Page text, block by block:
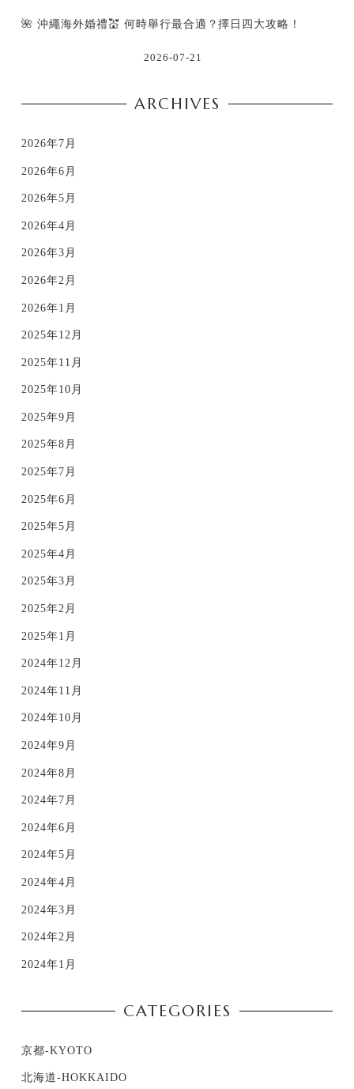
🌺 沖繩海外婚禮💒 何時舉行最合適？擇日四大攻略！
2026-07-21
ARCHIVES
2026年7月
2026年6月
2026年5月
2026年4月
2026年3月
2026年2月
2026年1月
2025年12月
2025年11月
2025年10月
2025年9月
2025年8月
2025年7月
2025年6月
2025年5月
2025年4月
2025年3月
2025年2月
2025年1月
2024年12月
2024年11月
2024年10月
2024年9月
2024年8月
2024年7月
2024年6月
2024年5月
2024年4月
2024年3月
2024年2月
2024年1月
CATEGORIES
京都-KYOTO
北海道-HOKKAIDO